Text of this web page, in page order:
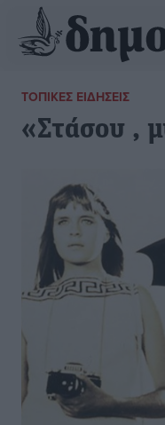
ΤΟΠΙΚΈΣ ΕΙΔΉΣΕΙΣ
«Στάσου ,